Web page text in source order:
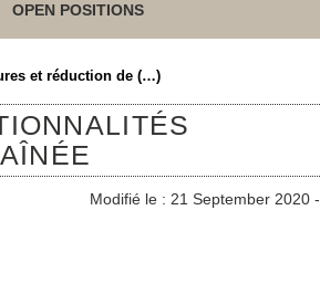
OPEN POSITIONS
et réduction de (…)
Modifié le : 21 September 2020 -